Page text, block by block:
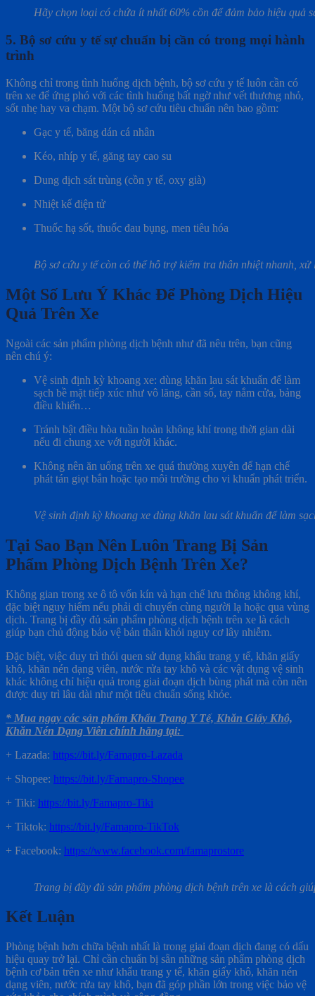
Hãy chọn loại có chứa ít nhất 60% cồn để đảm bảo hiệu quả
5. Bộ sơ cứu y tế sự chuẩn bị cần có trong mọi hành
trình
Không chỉ trong tình huống dịch bệnh, bộ sơ cứu y tế luôn cần có
trên xe để ứng phó với các tình huống bất ngờ như vết thương nhỏ,
sốt nhẹ hay va chạm. Một bộ sơ cứu tiêu chuẩn nên bao gồm:
Gạc y tế, băng dán cá nhân
Kéo, nhíp y tế, găng tay cao su
Dung dịch sát trùng (cồn y tế, oxy già)
Nhiệt kế điện tử
Thuốc hạ sốt, thuốc đau bụng, men tiêu hóa
Bộ sơ cứu y tế còn có thể hỗ trợ kiểm tra thân nhiệt nhanh,
Một Số Lưu Ý Khác Để Phòng Dịch Hiệu
Quả Trên Xe
Ngoài các sản phẩm phòng dịch bệnh như đã nêu trên, bạn cũng
nên chú ý:
Vệ sinh định kỳ khoang xe: dùng khăn lau sát khuẩn để làm
sạch bề mặt tiếp xúc như vô lăng, cần số, tay nắm cửa, bảng
điều khiển…
Tránh bật điều hòa tuần hoàn không khí trong thời gian dài
nếu đi chung xe với người khác.
Không nên ăn uống trên xe quá thường xuyên để hạn chế
phát tán giọt bắn hoặc tạo môi trường cho vi khuẩn phát triển.
Vệ sinh định kỳ khoang xe dùng khăn lau sát khuẩn để làm
Tại Sao Bạn Nên Luôn Trang Bị Sản
Phẩm Phòng Dịch Bệnh Trên Xe?
Không gian trong xe ô tô vốn kín và hạn chế lưu thông không khí,
đặc biệt nguy hiểm nếu phải di chuyển cùng người lạ hoặc qua vùng
dịch. Trang bị đầy đủ sản phẩm phòng dịch bệnh trên xe là cách
giúp bạn chủ động bảo vệ bản thân khỏi nguy cơ lây nhiễm.
Đặc biệt, việc duy trì thói quen sử dụng khẩu trang y tế, khăn giấy
khô, khăn nén dạng viên, nước rửa tay khô và các vật dụng vệ sinh
khác không chỉ hiệu quả trong giai đoạn dịch bùng phát mà còn nên
được duy trì lâu dài như một tiêu chuẩn sống khỏe.
* Mua ngay các sản phẩm Khẩu Trang Y Tế, Khăn Giấy Khô,
Khăn Nén Dạng Viên chính hãng tại:
+ Lazada: https://bit.ly/Famapro-Lazada
+ Shopee: https://bit.ly/Famapro-Shopee
+ Tiki: https://bit.ly/Famapro-Tiki
+ Tiktok: https://bit.ly/Famapro-TikTok
+ Facebook: https://www.facebook.com/famaprostore
Trang bị đầy đủ sản phẩm phòng dịch bệnh trên xe là cách
Kết Luận
Phòng bệnh hơn chữa bệnh nhất là trong giai đoạn dịch đang có dấu
hiệu quay trở lại. Chỉ cần chuẩn bị sẵn những sản phẩm phòng dịch
bệnh cơ bản trên xe như khẩu trang y tế, khăn giấy khô, khăn nén
dạng viên, nước rửa tay khô, bạn đã góp phần lớn trong việc bảo vệ